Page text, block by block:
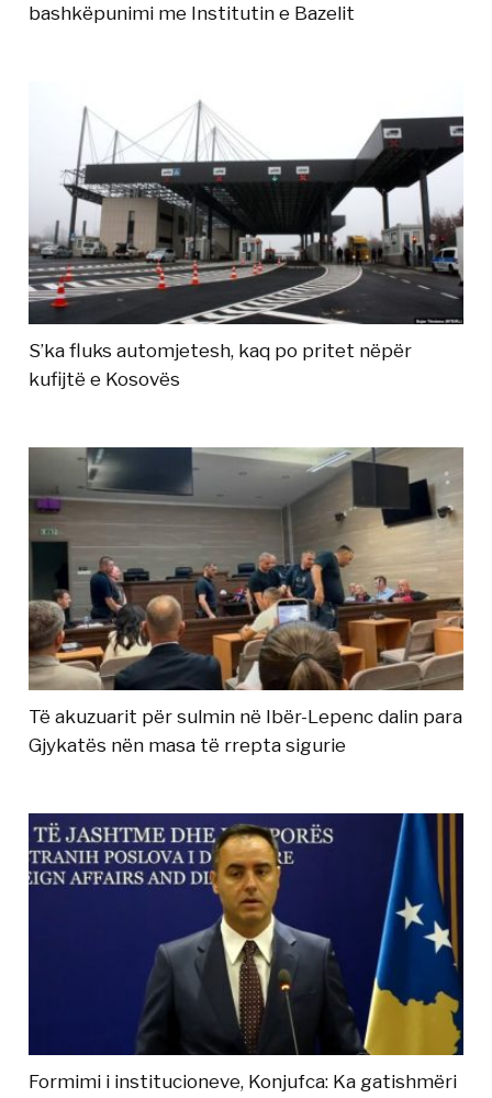
bashkëpunimi me Institutin e Bazelit
S’ka fluks automjetesh, kaq po pritet nëpër
kufijtë e Kosovës
Të akuzuarit për sulmin në Ibër-Lepenc dalin para
Gjykatës nën masa të rrepta sigurie
Formimi i institucioneve, Konjufca: Ka gatishmëri